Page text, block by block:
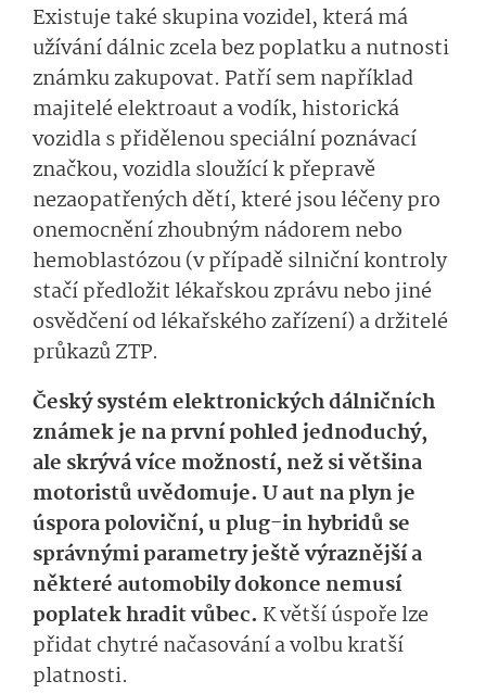
Existuje také skupina vozidel, která má
užívání dálnic zcela bez poplatku a nutnosti
známku zakupovat. Patří sem například
majitelé elektroaut a vodík, historická
vozidla s přidělenou speciální poznávací
značkou, vozidla sloužící k přepravě
nezaopatřených dětí, které jsou léčeny pro
onemocnění zhoubným nádorem nebo
hemoblastózou (v případě silniční kontroly
stačí předložit lékařskou zprávu nebo jiné
osvědčení od lékařského zařízení) a držitelé
průkazů ZTP.
Český systém elektronických dálničních
známek je na první pohled jednoduchý,
ale skrývá více možností, než si většina
motoristů uvědomuje. U aut na plyn je
úspora poloviční, u plug-in hybridů se
správnými parametry ještě výraznější a
některé automobily dokonce nemusí
poplatek hradit vůbec. K větší úspoře lze
přidat chytré načasování a volbu kratší
platnosti.